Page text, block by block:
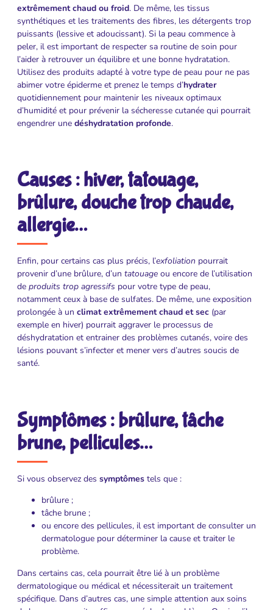
extrêmement chaud ou froid. De même, les tissus
synthétiques et les traitements des fibres, les détergents trop
puissants (lessive et adoucissant). Si la peau commence à
peler, il est important de respecter sa routine de soin pour
l’aider à retrouver un équilibre et une bonne hydratation.
Utilisez des produits adapté à votre type de peau pour ne pas
abimer votre épiderme et prenez le temps d’hydrater
quotidiennement pour maintenir les niveaux optimaux
d’humidité et pour prévenir la sécheresse cutanée qui pourrait
engendrer une déshydratation profonde.
Causes : hiver, tatouage,
brûlure, douche trop chaude,
allergie…
Enfin, pour certains cas plus précis, l’exfoliation pourrait
provenir d’une brûlure, d’un tatouage ou encore de l’utilisation
de produits trop agressifs pour votre type de peau,
notamment ceux à base de sulfates. De même, une exposition
prolongée à un climat extrêmement chaud et sec (par
exemple en hiver) pourrait aggraver le processus de
déshydratation et entrainer des problèmes cutanés, voire des
lésions pouvant s’infecter et mener vers d’autres soucis de
santé.
Symptômes : brûlure, tâche
brune, pellicules…
Si vous observez des symptômes tels que :
brûlure ;
tâche brune ;
ou encore des pellicules, il est important de consulter un
dermatologue pour déterminer la cause et traiter le
problème.
Dans certains cas, cela pourrait être lié à un problème
dermatologique ou médical et nécessiterait un traitement
spécifique. Dans d’autres cas, une simple attention aux soins